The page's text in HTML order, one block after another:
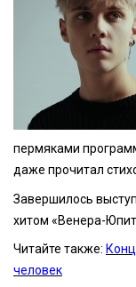
пермяками
даже прочитал
Завершилось
хитом «Венера-
Читайте также:
человек